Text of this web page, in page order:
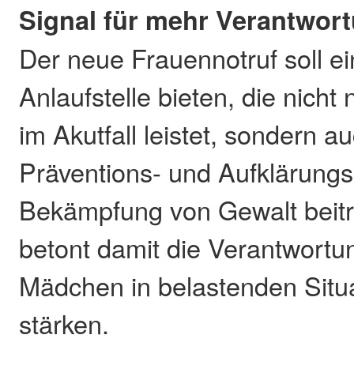
Signal für mehr
Der neue Frauennotruf soll
Anlaufstelle bieten, die nicht
im Akutfall leistet, sondern
Präventions- und
Bekämpfung von Gewalt
betont damit die
Mädchen in belastenden
stärken.